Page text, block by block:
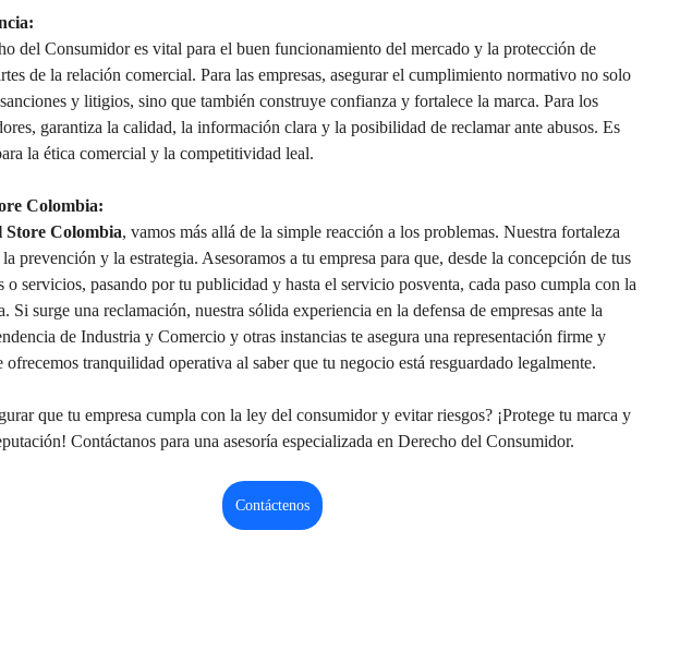
del Consumidor es vital para el buen funcionamiento del mercado y la protección de
de la relación comercial. Para las empresas, asegurar el cumplimiento normativo no solo
y litigios, sino que también construye confianza y fortalece la marca. Para los
garantiza la calidad, la información clara y la posibilidad de reclamar ante abusos. Es
la ética comercial y la competitividad leal.
Colombia:
Store Colombia, vamos más allá de la simple reacción a los problemas. Nuestra fortaleza
prevención y la estrategia. Asesoramos a tu empresa para que, desde la concepción de tus
o servicios, pasando por tu publicidad y hasta el servicio posventa, cada paso cumpla con la
Si surge una reclamación, nuestra sólida experiencia en la defensa de empresas ante la
de Industria y Comercio y otras instancias te asegura una representación firme y
ofrecemos tranquilidad operativa al saber que tu negocio está resguardado legalmente.
que tu empresa cumpla con la ley del consumidor y evitar riesgos? ¡Protege tu marca y
Contáctanos para una asesoría especializada en Derecho del Consumidor.
Contáctenos